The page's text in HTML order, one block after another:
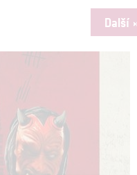
Další